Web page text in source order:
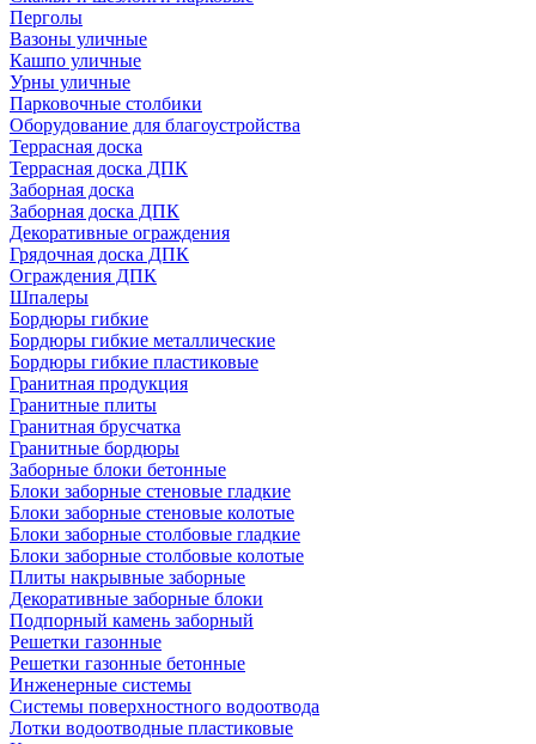
Перголы
Вазоны уличные
Кашпо уличные
Урны уличные
Парковочные столбики
Оборудование для благоустройства
Террасная доска
Террасная доска ДПК
Заборная доска
Заборная доска ДПК
Декоративные ограждения
Грядочная доска ДПК
Ограждения ДПК
Шпалеры
Бордюры гибкие
Бордюры гибкие металлические
Бордюры гибкие пластиковые
Гранитная продукция
Гранитные плиты
Гранитная брусчатка
Гранитные бордюры
Заборные блоки бетонные
Блоки заборные стеновые гладкие
Блоки заборные стеновые колотые
Блоки заборные столбовые гладкие
Блоки заборные столбовые колотые
Плиты накрывные заборные
Декоративные заборные блоки
Подпорный камень заборный
Решетки газонные
Решетки газонные бетонные
Инженерные системы
Системы поверхностного водоотвода
Лотки водоотводные пластиковые